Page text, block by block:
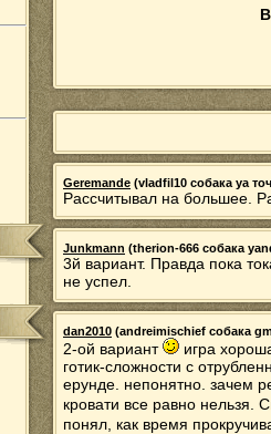
Geremande (vladfil10 собака ya
Рассчитывал на большее.
Junkmann (therion-666 собака
3й вариант. Правда пока
не успел.
dan2010 (andreimischief собака
2-ой вариант
игра
готик-сложности с
ерунде. непонятно. зачем
кровати все равно нельзя.
понял, как время